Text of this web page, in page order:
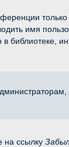
имя
на ссылку